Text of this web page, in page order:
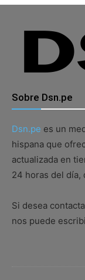
Sobre Dsn.pe
Dsn.pe es un
hispana que
actualizada en
24 horas del día,
Si desea
nos puede